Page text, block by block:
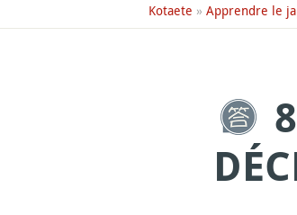
Kotaete » Apprendre le